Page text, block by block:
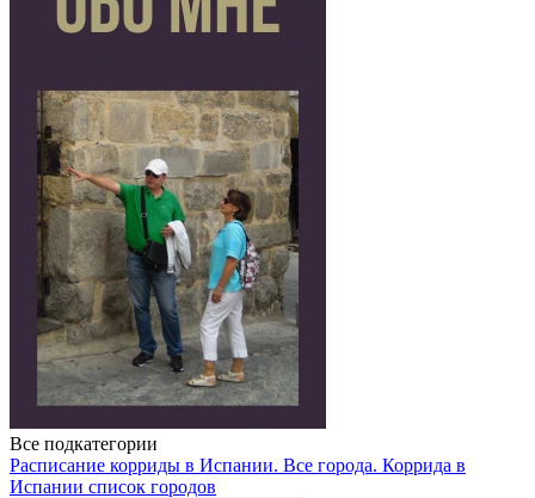
Все подкатегории
Расписание корриды в Испании. Все города. Коррида в
Испании список городов